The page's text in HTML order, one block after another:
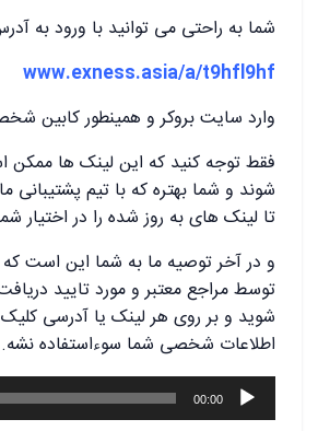
شما به راحتی می توانید با ورود به
www.exness.asia/a/t9hfl9hf
وارد سایت بروکر و همینطور کابین
فقط توجه کنید که این لینک ها ممکن
شوند و شما بهتره که با تیم پشتیبانی
تا لینک های به روز شده را در اختیار
و در آخر توصیه ما به شما این است که
توسط مراجع معتبر و مورد تایید
شوید و بر روی هر لینک یا آدرسی کلیک
اطلاعات شخصی شما سوءاستفاده نشه.
پخش‌کننده
صوت
00:00